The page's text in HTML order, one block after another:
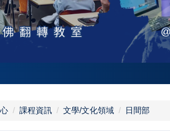
課程資訊 文學/文化領域 日間部